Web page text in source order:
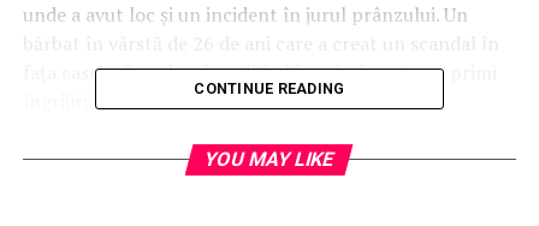
unde a avut loc şi un incident în jurul prânzului. Un
bărbat în vârstă de 26 de ani care a creat un scandal în
faţa casei a fost dus de poliţişti la spital pentru a primi
îngrijiri medicale.
Potrivit unor surse din poliţie, bărbatul ar fi lovit cu
picioarele poarta imobilului, ar fi ameninţat trecătorii şi
CONTINUE READING
YOU MAY LIKE